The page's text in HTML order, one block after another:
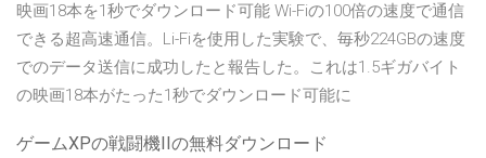
映画18本を1秒でダウンロード可能 Wi-Fiの100倍の速度で通信
できる超高速通信。Li-Fiを使用した実験で、毎秒224GBの速度
でのデータ送信に成功したと報告した。これは1.5ギガバイト
の映画18本がたった1秒でダウンロード可能に
ゲームXPの戦闘機IIの無料ダウンロード